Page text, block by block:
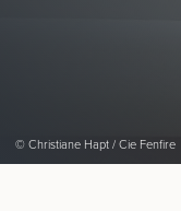
© Christiane Hapt / Cie Fenfire